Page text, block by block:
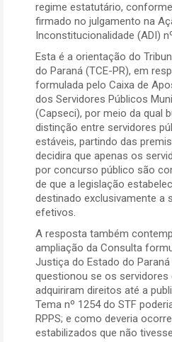
regime estatutário,
firmado no julgamento na
Inconstitucionalidade (ADI)
Esta é a orientação do
do Paraná (TCE-PR), em
formulada pelo Caixa de
dos Servidores Públicos
(Capseci), por meio da qual
distinção entre servidores
estáveis, partindo das
decidira que apenas os
por concurso público são
de que a legislação
destinado exclusivamente a
efetivos.
A resposta também
ampliação da Consulta
Justiça do Estado do Paraná
questionou se os servidores
adquiriram direitos até a
Tema nº 1254 do STF
RPPS; e como deveria
estabilizados que não